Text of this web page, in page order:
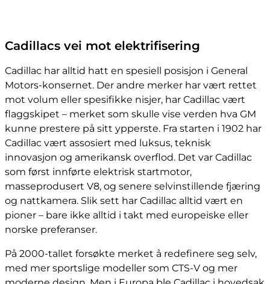
Cadillacs vei mot elektrifisering
Cadillac har alltid hatt en spesiell posisjon i General
Motors-konsernet. Der andre merker har vært rettet
mot volum eller spesifikke nisjer, har Cadillac vært
flaggskipet – merket som skulle vise verden hva GM
kunne prestere på sitt ypperste. Fra starten i 1902 har
Cadillac vært assosiert med luksus, teknisk
innovasjon og amerikansk overflod. Det var Cadillac
som først innførte elektrisk startmotor,
masseprodusert V8, og senere selvinstillende fjæring
og nattkamera. Slik sett har Cadillac alltid vært en
pioner – bare ikke alltid i takt med europeiske eller
norske preferanser.
På 2000-tallet forsøkte merket å redefinere seg selv,
med mer sportslige modeller som CTS-V og mer